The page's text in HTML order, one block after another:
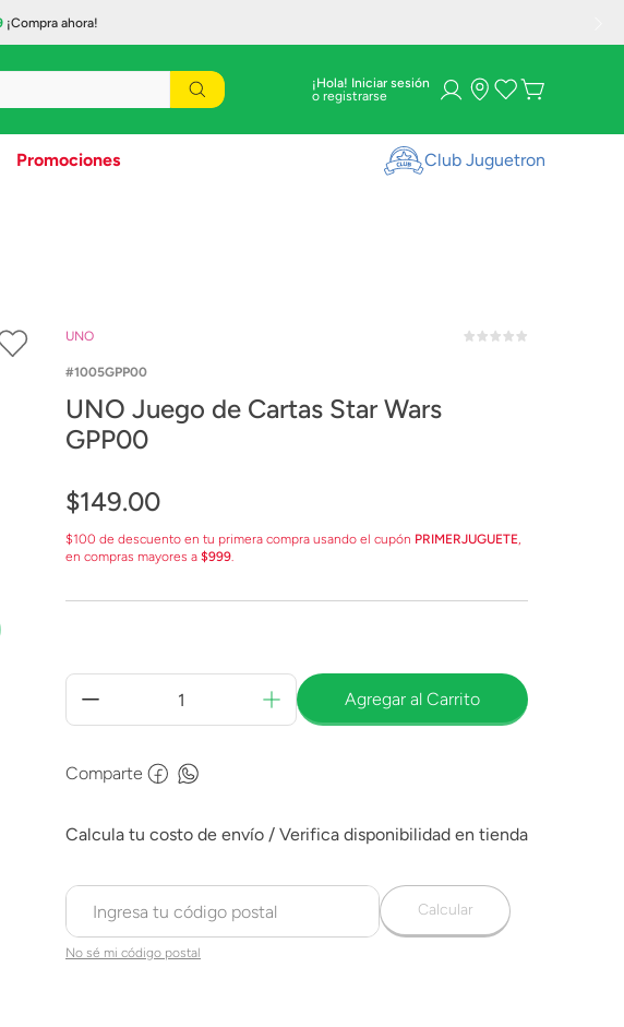
¡Compra ahora!
¡Hola! Iniciar sesión
Promociones Club Juguetron
UNO
1005GPP00
UNO Juego de Cartas Star Wars
GPP00
$149.00
$100 de descuento en tu primera compra usando el cupón PRIMERJUGUETE,
en compras mayores a $999.
Agregar al Carrito
Comparte
No sé mi código postal
Calcular